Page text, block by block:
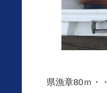
県漁章80ｍ・